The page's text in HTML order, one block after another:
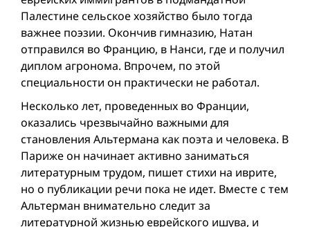
Палестине сельское хозяйство было тогда
важнее поэзии. Окончив гимназию, Натан
отправился во Францию, в Нанси, где и получил
диплом агронома. Впрочем, по этой
специальности он практически не работал.
Несколько лет, проведенных во Франции,
оказались чрезвычайно важными для
становления Альтермана как поэта и человека. В
Париже он начинает активно заниматься
литературным трудом, пишет стихи на иврите,
но о публикации речи пока не идет. Вместе с тем
Альтерман внимательно следит за
литературной жизнью еврейского ишува, и